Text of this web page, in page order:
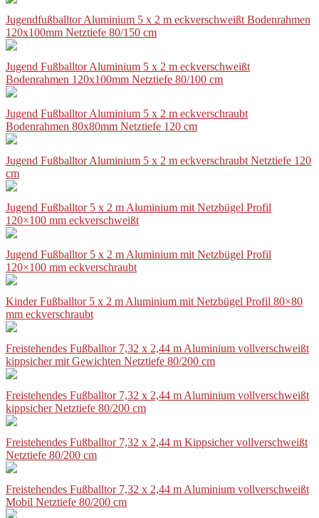
Jugendfußballtor Aluminium 5 x 2 m eckverschweißt Bodenrahmen
120x100mm Netztiefe 80/150 cm
Jugend Fußballtor Aluminium 5 x 2 m eckverschweißt
Bodenrahmen 120x100mm Netztiefe 80/100 cm
Jugend Fußballtor Aluminium 5 x 2 m eckverschraubt
Bodenrahmen 80x80mm Netztiefe 120 cm
Jugend Fußballtor Aluminium 5 x 2 m eckverschraubt Netztiefe 120
cm
Jugend Fußballtor 5 x 2 m Aluminium mit Netzbügel Profil
120×100 mm eckverschweißt
Jugend Fußballtor 5 x 2 m Aluminium mit Netzbügel Profil
120×100 mm eckverschraubt
Kinder Fußballtor 5 x 2 m Aluminium mit Netzbügel Profil 80×80
mm eckverschraubt
Freistehendes Fußballtor 7,32 x 2,44 m Aluminium vollverschweißt
kippsicher mit Gewichten Netztiefe 80/200 cm
Freistehendes Fußballtor 7,32 x 2,44 m Aluminium vollverschweißt
kippsicher Netztiefe 80/200 cm
Freistehendes Fußballtor 7,32 x 2,44 m Kippsicher vollverschweißt
Netztiefe 80/200 cm
Freistehendes Fußballtor 7,32 x 2,44 m Aluminium vollverschweißt
Mobil Netztiefe 80/200 cm